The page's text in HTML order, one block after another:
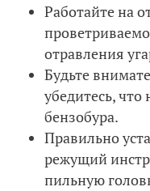
Работайте на
отравления
Будьте
убедитесь,
бензобура.
Правильно
режущий
пильную